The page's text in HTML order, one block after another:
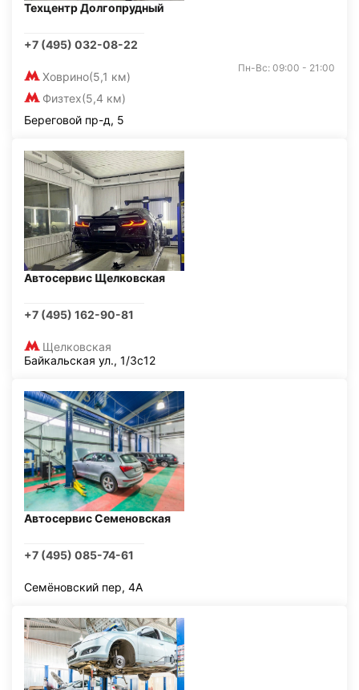
Техцентр Долгопрудный
+7 (495) 032-08-22
Ховрино(5,1 км)
Физтех(5,4 км)
Пн-Вс: 09:00 - 21:00
Береговой пр-д, 5
Автосервис Щелковская
+7 (495) 162-90-81
Щелковская
Байкальская ул., 1/3с12
Автосервис Семеновская
+7 (495) 085-74-61
Семёновский пер, 4А